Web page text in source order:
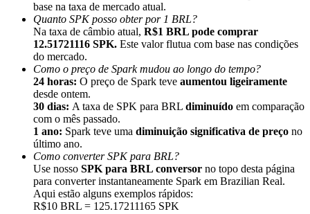
Indicação
Convide um amigo para receber recompensas em dinheiro
Deposit CASHCAT & Win
base na taxa de mercado atual.
Quanto SPK posso obter por 1 BRL?
Na taxa de câmbio atual, R$1 BRL pode comprar
12.51721116 SPK. Este valor flutua com base nas condições
do mercado.
Como o preço de Spark mudou ao longo do tempo?
24 horas: O preço de Spark teve aumentou ligeiramente
desde ontem.
30 dias: A taxa de SPK para BRL diminuído em comparação
com o mês passado.
1 ano: Spark teve uma diminuição significativa de preço no
último ano.
Como converter SPK para BRL?
Use nosso SPK para BRL conversor no topo desta página
para converter instantaneamente Spark em Brazilian Real.
Aqui estão alguns exemplos rápidos:
R$10 BRL = 125.17211165 SPK